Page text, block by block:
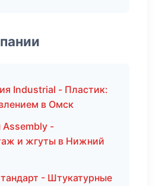
Industrial - Пластик:
в Омск
-
и жгуты в Нижний
- Штукатурные